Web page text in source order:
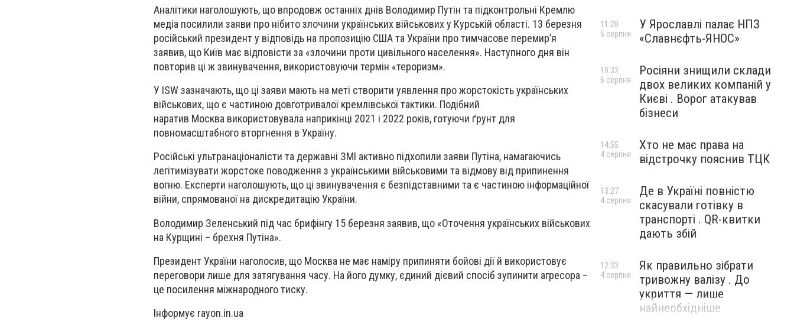
Аналітики наголошують, що впродовж останніх днів Володимир Путін та підконтрольні Кремлю
медіа посилили заяви про нібито злочини українських військових у Курській області. 13 березня
російський президент у відповідь на пропозицію США та України про тимчасове перемир’я
заявив, що Київ має відповісти за «злочини проти цивільного населення». Наступного дня він
повторив ці ж звинувачення, використовуючи термін «тероризм».
У ISW зазначають, що ці заяви мають на меті створити уявлення про жорстокість українських
військових, що є частиною довготривалої кремлівської тактики. Подібний
наратив Москва використовувала наприкінці 2021 і 2022 років, готуючи ґрунт для
повномасштабного вторгнення в Україну.
Російські ультранаціоналісти та державні ЗМІ активно підхопили заяви Путіна, намагаючись
легітимізувати жорстоке поводження з українськими військовими та відмову від припинення
вогню. Експерти наголошують, що ці звинувачення є безпідставними та є частиною інформаційної
війни, спрямованої на дискредитацію України.
Володимир Зеленський під час брифінгу 15 березня заявив, що «Оточення українських військових
на Курщині – брехня Путіна».
Президент України наголосив, що Москва не має наміру припиняти бойові дії й використовує
переговори лише для затягування часу. На його думку, єдиний дієвий спосіб зупинити агресора –
це посилення міжнародного тиску.
Інформує rayon.in.ua
У Ярославлі палає НПЗ
«Славнєфть-ЯНОС»
11:20
6 серпня
Росіяни знищили склади
двох великих компаній у
Києві . Ворог атакував
бізнеси
10:32
6 серпня
Хто не має права на
відстрочку пояснив ТЦК
14:55
4 серпня
Де в Україні повністю
скасували готівку в
транспорті . QR-квитки
дають збій
13:27
4 серпня
Як правильно зібрати
тривожну валізу . До
укриття — лише
найнеобхідніше
12:33
4 серпня